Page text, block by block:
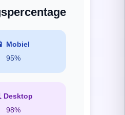
Mobiel
95%
Desktop
98%